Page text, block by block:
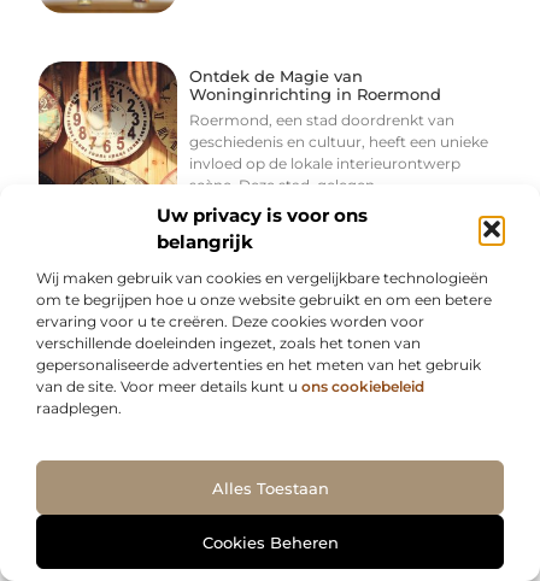
Uw privacy is voor ons
belangrijk
Wij maken gebruik van cookies en vergelijkbare technologieën
om te begrijpen hoe u onze website gebruikt en om een betere
ervaring voor u te creëren. Deze cookies worden voor
verschillende doeleinden ingezet, zoals het tonen van
gepersonaliseerde advertenties en het meten van het gebruik
van de site. Voor meer details kunt u ons cookiebeleid
raadplegen.
Alles Toestaan
Cookies Beheren
Ontdek de Magie van
Woninginrichting in Roermond
Roermond, een stad doordrenkt van
geschiedenis en cultuur, heeft een unieke
invloed op de lokale interieurontwerp
scène. Deze stad, gelegen
Werkkleding in Bussum: De
Essentiële Gids voor Professionals
en Lokale Bedrijven
Als professional of eigenaar van een
juiste